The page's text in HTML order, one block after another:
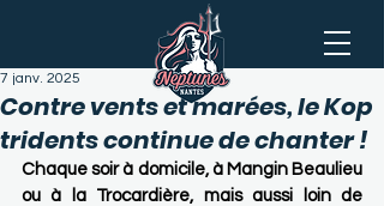
Contre vents et marées, le Kop
tridents continue de chanter !
7 janv. 2025
Chaque soir à domicile, à Mangin Beaulieu
ou à la Trocardière, mais aussi loin de